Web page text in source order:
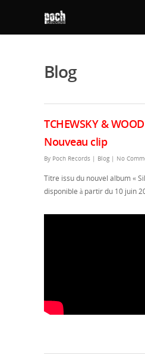
Blog
TCHEWSKY &
Nouveau clip
By Poch Records | Blog | No
Titre issu du nouvel album «
disponible à partir du 10 juin